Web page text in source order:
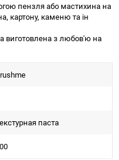
пензля або мастихина на
картону, каменю та ін
виготовлена з любов'ю на
паста